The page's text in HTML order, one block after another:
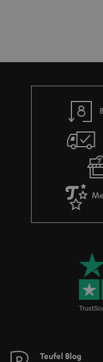
m
Teufel Blog